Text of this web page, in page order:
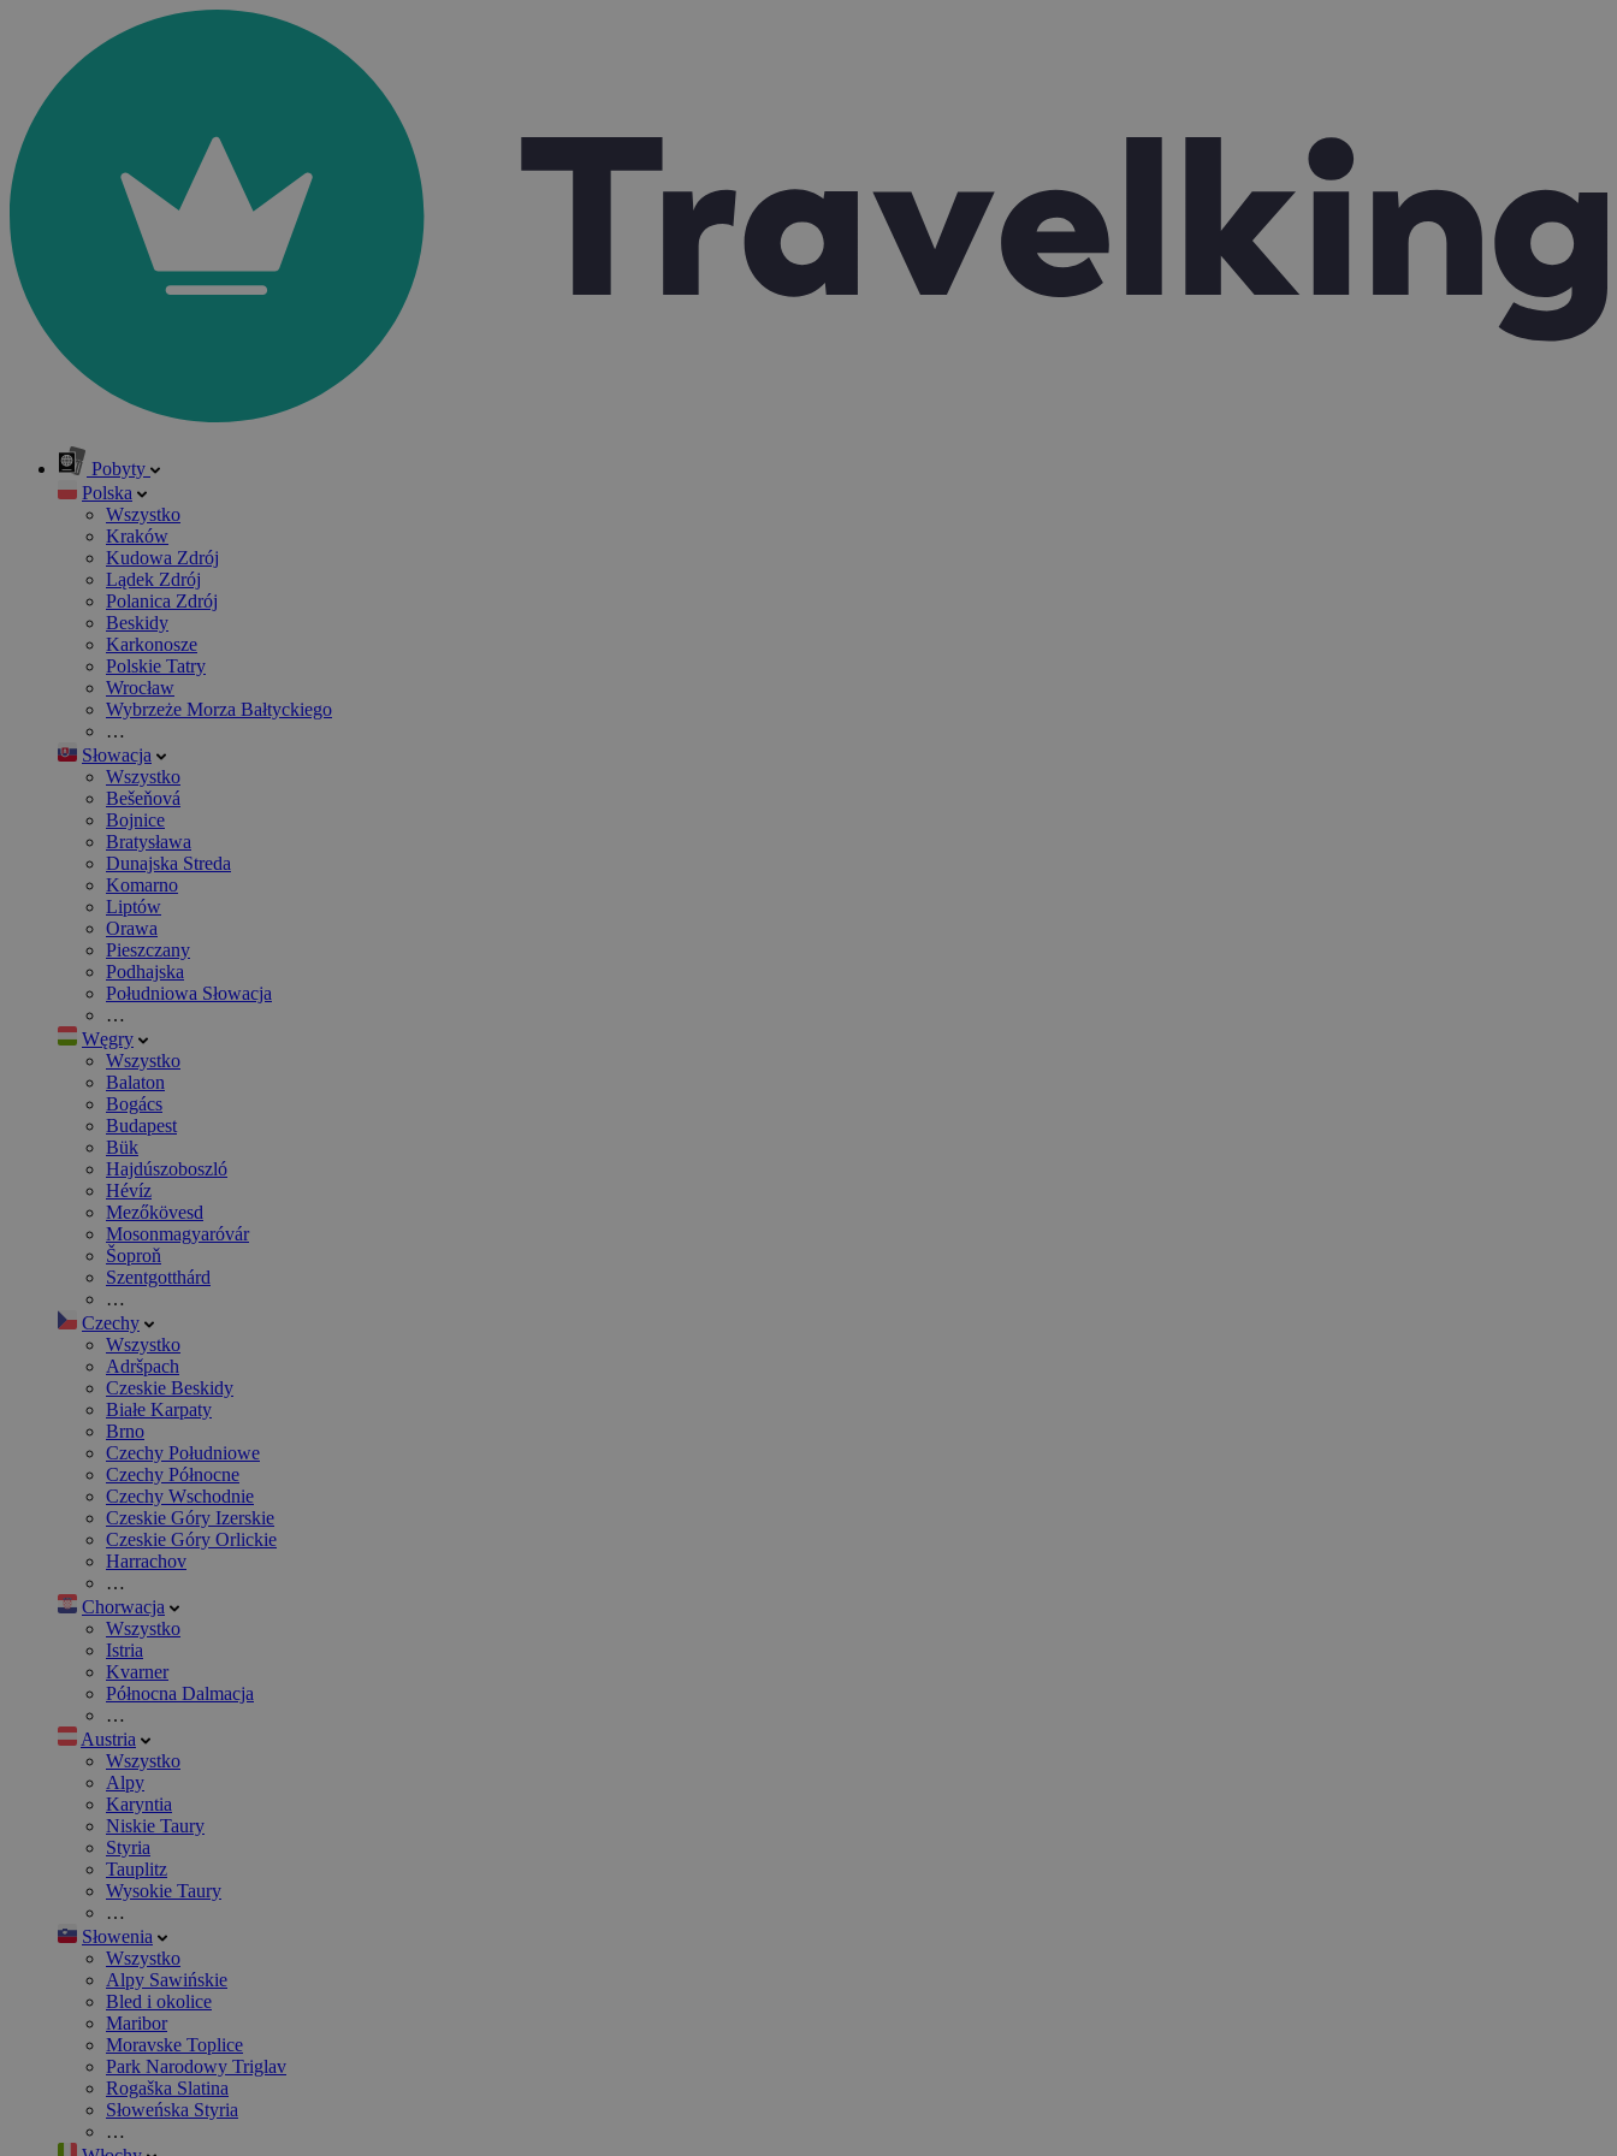
Pobyty
Polska
Wszystko
Kraków
Kudowa Zdrój
Lądek Zdrój
Polanica Zdrój
Beskidy
Karkonosze
Polskie Tatry
Wrocław
Wybrzeże Morza Bałtyckiego
…
Słowacja
Wszystko
Bešeňová
Bojnice
Bratysława
Dunajska Streda
Komarno
Liptów
Orawa
Pieszczany
Podhajska
Południowa Słowacja
…
Węgry
Wszystko
Balaton
Bogács
Budapest
Bük
Hajdúszoboszló
Hévíz
Mezőkövesd
Mosonmagyaróvár
Šoproň
Szentgotthárd
…
Czechy
Wszystko
Adršpach
Czeskie Beskidy
Białe Karpaty
Brno
Czechy Południowe
Czechy Północne
Czechy Wschodnie
Czeskie Góry Izerskie
Czeskie Góry Orlickie
Harrachov
…
Chorwacja
Wszystko
Istria
Kvarner
Północna Dalmacja
…
Austria
Wszystko
Alpy
Karyntia
Niskie Taury
Styria
Tauplitz
Wysokie Taury
…
Słowenia
Wszystko
Alpy Sawińskie
Bled i okolice
Maribor
Moravske Toplice
Park Narodowy Triglav
Rogaška Slatina
Słoweńska Styria
…